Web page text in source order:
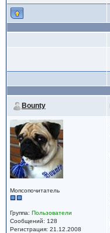
Bounty
Мопсопочитатель
Группа: Пользователи
Сообщений: 128
Регистрация: 21.12.2008